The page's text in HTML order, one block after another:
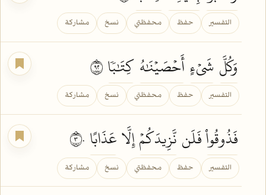
التفسير حفظ محفظتي نسخ مشاركة
وَكُلَّ شَيۡءٍأَحۡصَيۡنَٰهُ كِتَٰبٗا
التفسير حفظ محفظتي نسخ مشاركة
فَذُوقُواْفَلَن نَّزِيدَكُمۡإِلَّاعَذَابًا
التفسير حفظ محفظتي نسخ مشاركة